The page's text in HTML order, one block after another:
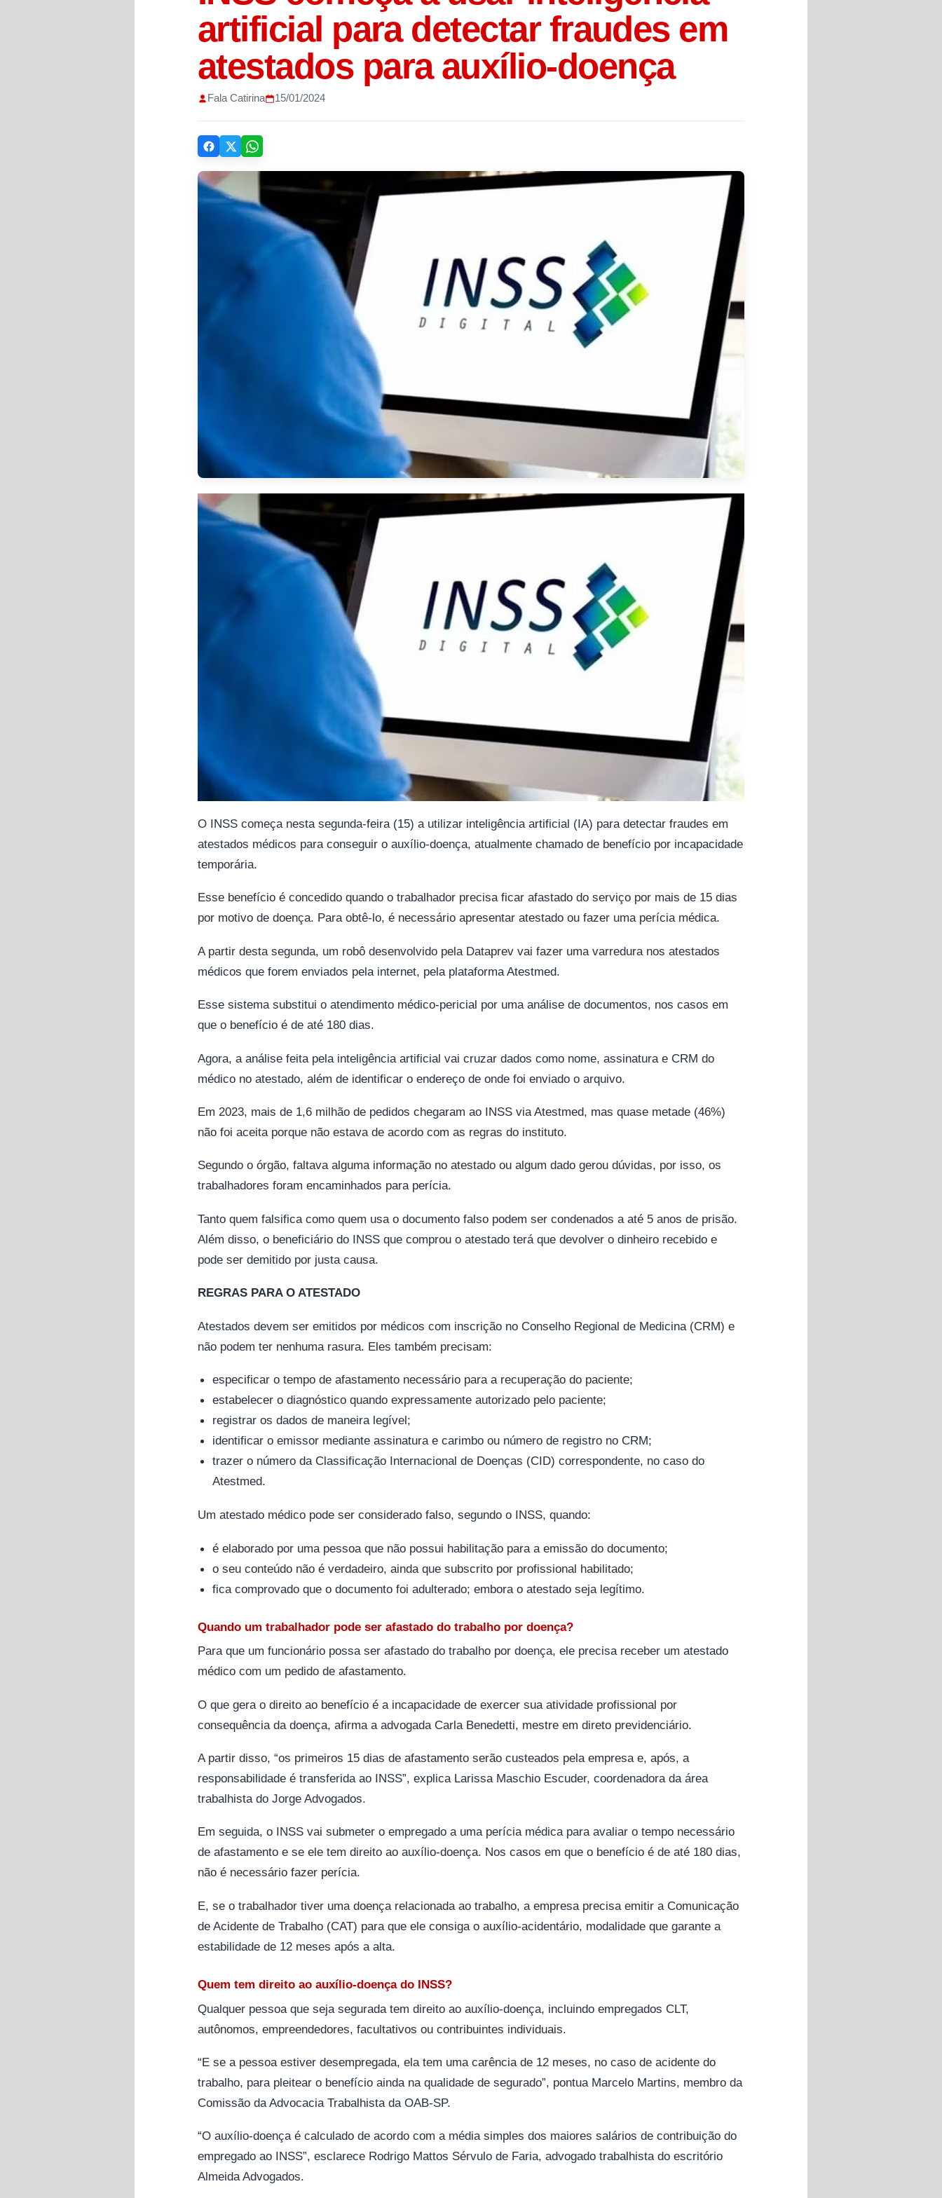
artificial para detectar fraudes em
atestados para auxílio-doença
Fala Catirina 15/01/2024
O INSS começa nesta segunda-feira (15) a utilizar inteligência artificial (IA) para detectar fraudes em
atestados médicos para conseguir o auxílio-doença, atualmente chamado de benefício por incapacidade
temporária.
Esse benefício é concedido quando o trabalhador precisa ficar afastado do serviço por mais de 15 dias
por motivo de doença. Para obtê-lo, é necessário apresentar atestado ou fazer uma perícia médica.
A partir desta segunda, um robô desenvolvido pela Dataprev vai fazer uma varredura nos atestados
médicos que forem enviados pela internet, pela plataforma Atestmed.
Esse sistema substitui o atendimento médico-pericial por uma análise de documentos, nos casos em
que o benefício é de até 180 dias.
Agora, a análise feita pela inteligência artificial vai cruzar dados como nome, assinatura e CRM do
médico no atestado, além de identificar o endereço de onde foi enviado o arquivo.
Em 2023, mais de 1,6 milhão de pedidos chegaram ao INSS via Atestmed, mas quase metade (46%)
não foi aceita porque não estava de acordo com as regras do instituto.
Segundo o órgão, faltava alguma informação no atestado ou algum dado gerou dúvidas, por isso, os
trabalhadores foram encaminhados para perícia.
Tanto quem falsifica como quem usa o documento falso podem ser condenados a até 5 anos de prisão.
Além disso, o beneficiário do INSS que comprou o atestado terá que devolver o dinheiro recebido e
pode ser demitido por justa causa.
REGRAS PARA O ATESTADO
Atestados devem ser emitidos por médicos com inscrição no Conselho Regional de Medicina (CRM) e
não podem ter nenhuma rasura. Eles também precisam:
especificar o tempo de afastamento necessário para a recuperação do paciente;
estabelecer o diagnóstico quando expressamente autorizado pelo paciente;
registrar os dados de maneira legível;
identificar o emissor mediante assinatura e carimbo ou número de registro no CRM;
trazer o número da Classificação Internacional de Doenças (CID) correspondente, no caso do
Atestmed.
Um atestado médico pode ser considerado falso, segundo o INSS, quando:
é elaborado por uma pessoa que não possui habilitação para a emissão do documento;
o seu conteúdo não é verdadeiro, ainda que subscrito por profissional habilitado;
fica comprovado que o documento foi adulterado; embora o atestado seja legítimo.
Quando um trabalhador pode ser afastado do trabalho por doença?
Para que um funcionário possa ser afastado do trabalho por doença, ele precisa receber um atestado
médico com um pedido de afastamento.
O que gera o direito ao benefício é a incapacidade de exercer sua atividade profissional por
consequência da doença, afirma a advogada Carla Benedetti, mestre em direto previdenciário.
A partir disso, “os primeiros 15 dias de afastamento serão custeados pela empresa e, após, a
responsabilidade é transferida ao INSS”, explica Larissa Maschio Escuder, coordenadora da área
trabalhista do Jorge Advogados.
Em seguida, o INSS vai submeter o empregado a uma perícia médica para avaliar o tempo necessário
de afastamento e se ele tem direito ao auxílio-doença. Nos casos em que o benefício é de até 180 dias,
não é necessário fazer perícia.
E, se o trabalhador tiver uma doença relacionada ao trabalho, a empresa precisa emitir a Comunicação
de Acidente de Trabalho (CAT) para que ele consiga o auxílio-acidentário, modalidade que garante a
estabilidade de 12 meses após a alta.
Quem tem direito ao auxílio-doença do INSS?
Qualquer pessoa que seja segurada tem direito ao auxílio-doença, incluindo empregados CLT,
autônomos, empreendedores, facultativos ou contribuintes individuais.
“E se a pessoa estiver desempregada, ela tem uma carência de 12 meses, no caso de acidente do
trabalho, para pleitear o benefício ainda na qualidade de segurado”, pontua Marcelo Martins, membro da
Comissão da Advocacia Trabalhista da OAB-SP.
“O auxílio-doença é calculado de acordo com a média simples dos maiores salários de contribuição do
empregado ao INSS”, esclarece Rodrigo Mattos Sérvulo de Faria, advogado trabalhista do escritório
Almeida Advogados.